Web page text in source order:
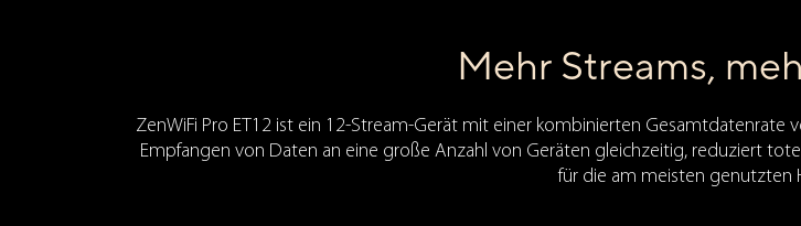
Mehr Streams,
ZenWiFi Pro ET12 ist ein 12-Stream-Gerät mit einer kombinierten
Empfangen von Daten an eine große Anzahl von Geräten gleichzeitig, reduziert
für die am meisten genutzten